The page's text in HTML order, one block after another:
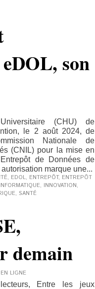
son
(CHU) de
le 2 août 2024, de
Nationale de
(CNIL) pour la mise en
de Données de
marque une...
, EDOL, ENTREPÔT, ENTREPÔT
INFORMATIQUE, INNOVATION,
, SANTÉ
demain
LIGNE
Entre les jeux